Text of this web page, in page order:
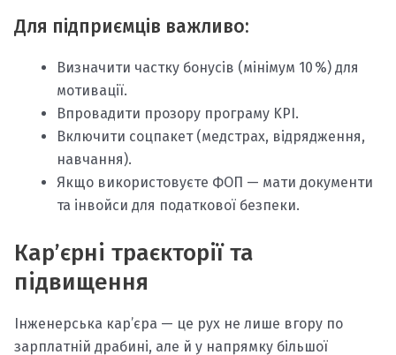
Для підприємців важливо:
Визначити частку бонусів (мінімум 10 %) для
мотивації.
Впровадити прозору програму KPI.
Включити соцпакет (медстрах, відрядження,
навчання).
Якщо використовуєте ФОП — мати документи
та інвойси для податкової безпеки.
Кар’єрні траєкторії та
підвищення
Інженерська кар’єра — це рух не лише вгору по
зарплатній драбині, але й у напрямку більшої